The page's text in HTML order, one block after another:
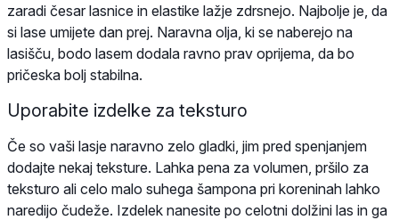
zaradi česar lasnice in elastike lažje zdrsnejo. Najbolje je, da
si lase umijete dan prej. Naravna olja, ki se naberejo na
lasišču, bodo lasem dodala ravno prav oprijema, da bo
pričeska bolj stabilna.
Uporabite izdelke za teksturo
Če so vaši lasje naravno zelo gladki, jim pred spenjanjem
dodajte nekaj teksture. Lahka pena za volumen, pršilo za
teksturo ali celo malo suhega šampona pri koreninah lahko
naredijo čudeže. Izdelek nanesite po celotni dolžini las in ga